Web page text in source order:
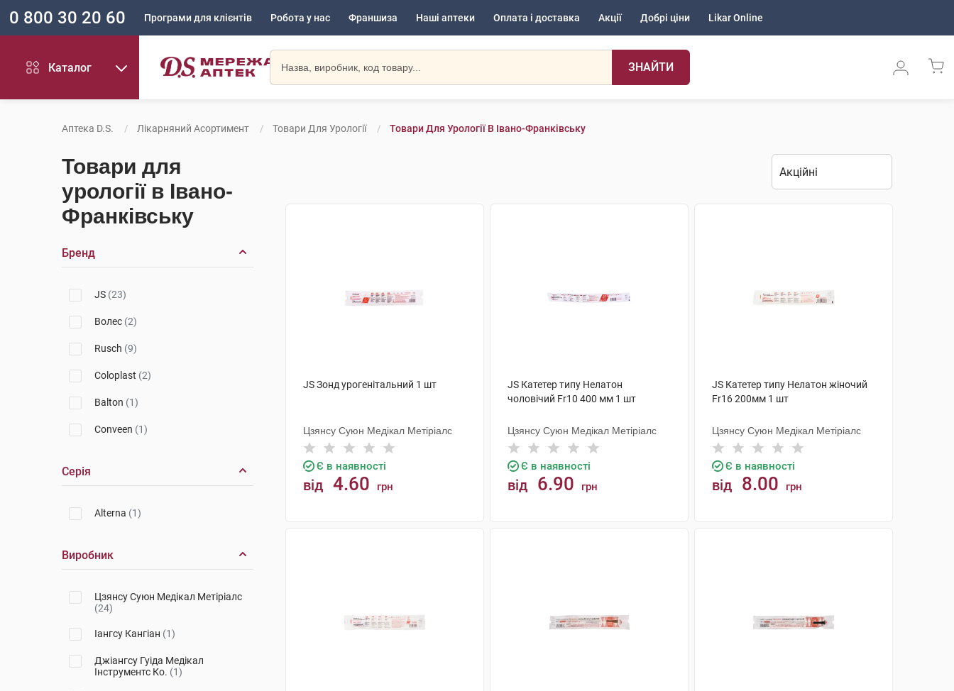
0 800 30 20 60 Програми для клієнтів Робота у нас Франшиза Наші аптеки Оплата і доставка Акції Добрі ціни Likar Online
Каталог ЗНАЙТИ
Аптека D.S. Лікарняний Асортимент Товари Для Урології Товари Для Урології В Івано-Франківську
Товари для
урології в Івано-
Франківську
Бренд
JS (23)
Волес (2)
Rusch (9)
Coloplast (2)
Balton (1)
Conveen (1)
Серія
Alterna (1)
Виробник
Цзянсу Суюн Медікал Метіріалс
(24)
Іангсу Кангіан (1)
Джіангсу Гуіда Медікал
Інструментс Ко. (1)
JS Зонд урогенітальний 1 шт
Цзянсу Суюн Медікал Метіріалс
Є в наявності
від 4.60 грн
JS Катетер типу Нелатон
чоловічий Fr10 400 мм 1 шт
Цзянсу Суюн Медікал Метіріалс
Є в наявності
від 6.90 грн
JS Катетер типу Нелатон жіночий
Fr16 200мм 1 шт
Цзянсу Суюн Медікал Метіріалс
Є в наявності
від 8.00 грн